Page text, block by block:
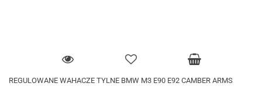
REGULOWANE WAHACZE TYLNE BMW M3 E90 E92 CAMBER ARMS